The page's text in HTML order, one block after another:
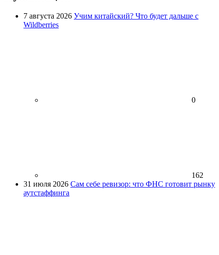
7 августа 2026 Учим китайский? Что будет дальше с
Wildberries
0
162
31 июля 2026 Сам себе ревизор: что ФНС готовит рынку
аутстаффинга